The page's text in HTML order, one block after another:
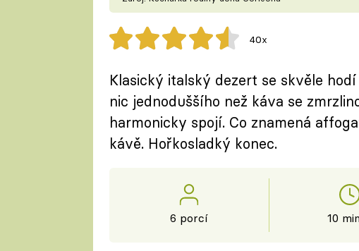
40x
Klasický italský dezert se skvěle
nic jednoduššího než káva se
harmonicky spojí. Co znamená
kávě. Hořkosladký konec.
6 porcí 10